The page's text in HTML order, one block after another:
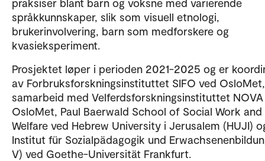
språkkunnskaper, slik som visuell etnologi,
brukerinvolvering, barn som medforskere og
kvasieksperiment.
Prosjektet løper i perioden 2021-2025 og er
av Forbruksforskningsinstituttet SIFO ved
samarbeid med Velferdsforskningsinstituttet
OsloMet, Paul Baerwald School of Social Work and
Welfare ved Hebrew University i Jerusalem (HUJI)
Institut für Sozialpädagogik und
V) ved Goethe-Universität Frankfurt.